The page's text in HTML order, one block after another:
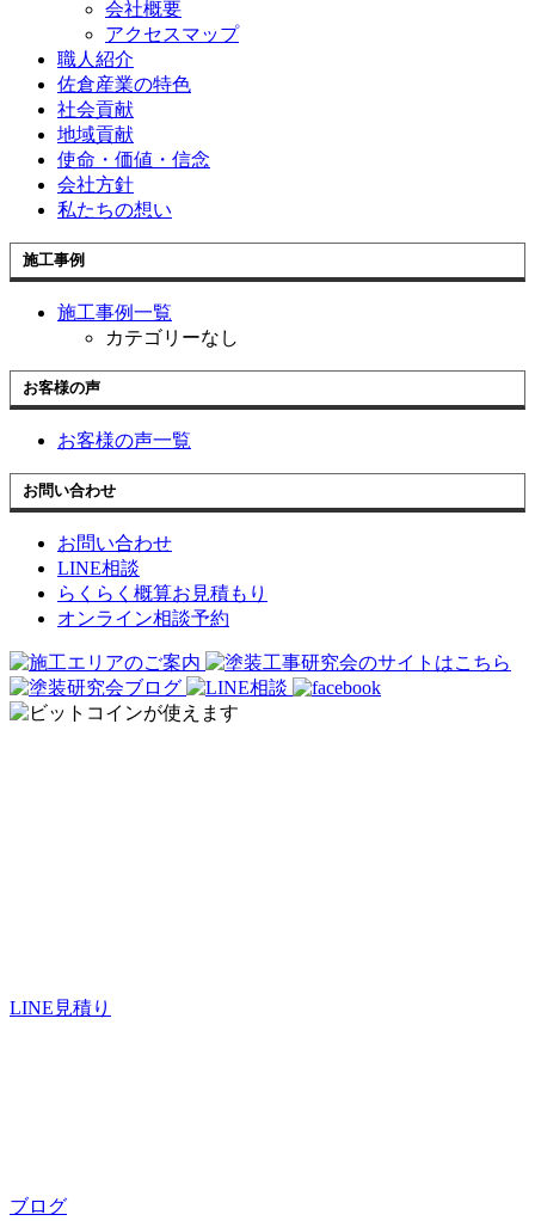
会社概要
アクセスマップ
職人紹介
佐倉産業の特色
社会貢献
地域貢献
使命・価値・信念
会社方針
私たちの想い
施工事例
施工事例一覧
カテゴリーなし
お客様の声
お客様の声一覧
お問い合わせ
お問い合わせ
LINE相談
らくらく概算お見積もり
オンライン相談予約
LINE見積り
ブログ